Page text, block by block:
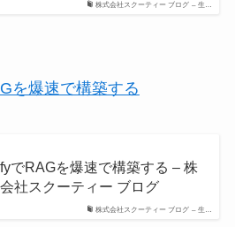
株式会社スクーティー ブログ – 生…
を爆速で構築する
株式会社スクーティー ブログ – 生…
でRAGを爆速で構築する – 株
社スクーティー ブログ